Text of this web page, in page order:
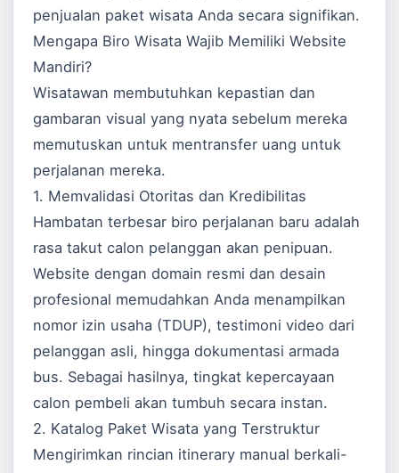
penjualan paket wisata Anda secara signifikan.
Mengapa Biro Wisata Wajib Memiliki Website
Mandiri?
Wisatawan membutuhkan kepastian dan
gambaran visual yang nyata sebelum mereka
memutuskan untuk mentransfer uang untuk
perjalanan mereka.
1. Memvalidasi Otoritas dan Kredibilitas
Hambatan terbesar biro perjalanan baru adalah
rasa takut calon pelanggan akan penipuan.
Website dengan domain resmi dan desain
profesional memudahkan Anda menampilkan
nomor izin usaha (TDUP), testimoni video dari
pelanggan asli, hingga dokumentasi armada
bus. Sebagai hasilnya, tingkat kepercayaan
calon pembeli akan tumbuh secara instan.
2. Katalog Paket Wisata yang Terstruktur
Mengirimkan rincian itinerary manual berkali-